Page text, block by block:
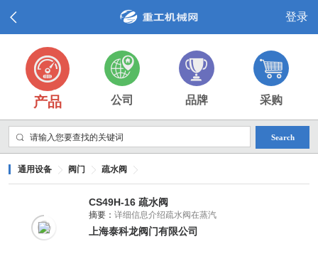
登录
产品 公司 品牌 采购
Search
通用设备 阀门 疏水阀
CS49H-16 疏水阀
摘要： 详细信息介绍疏水阀在蒸汽
上海泰科龙阀门有限公司